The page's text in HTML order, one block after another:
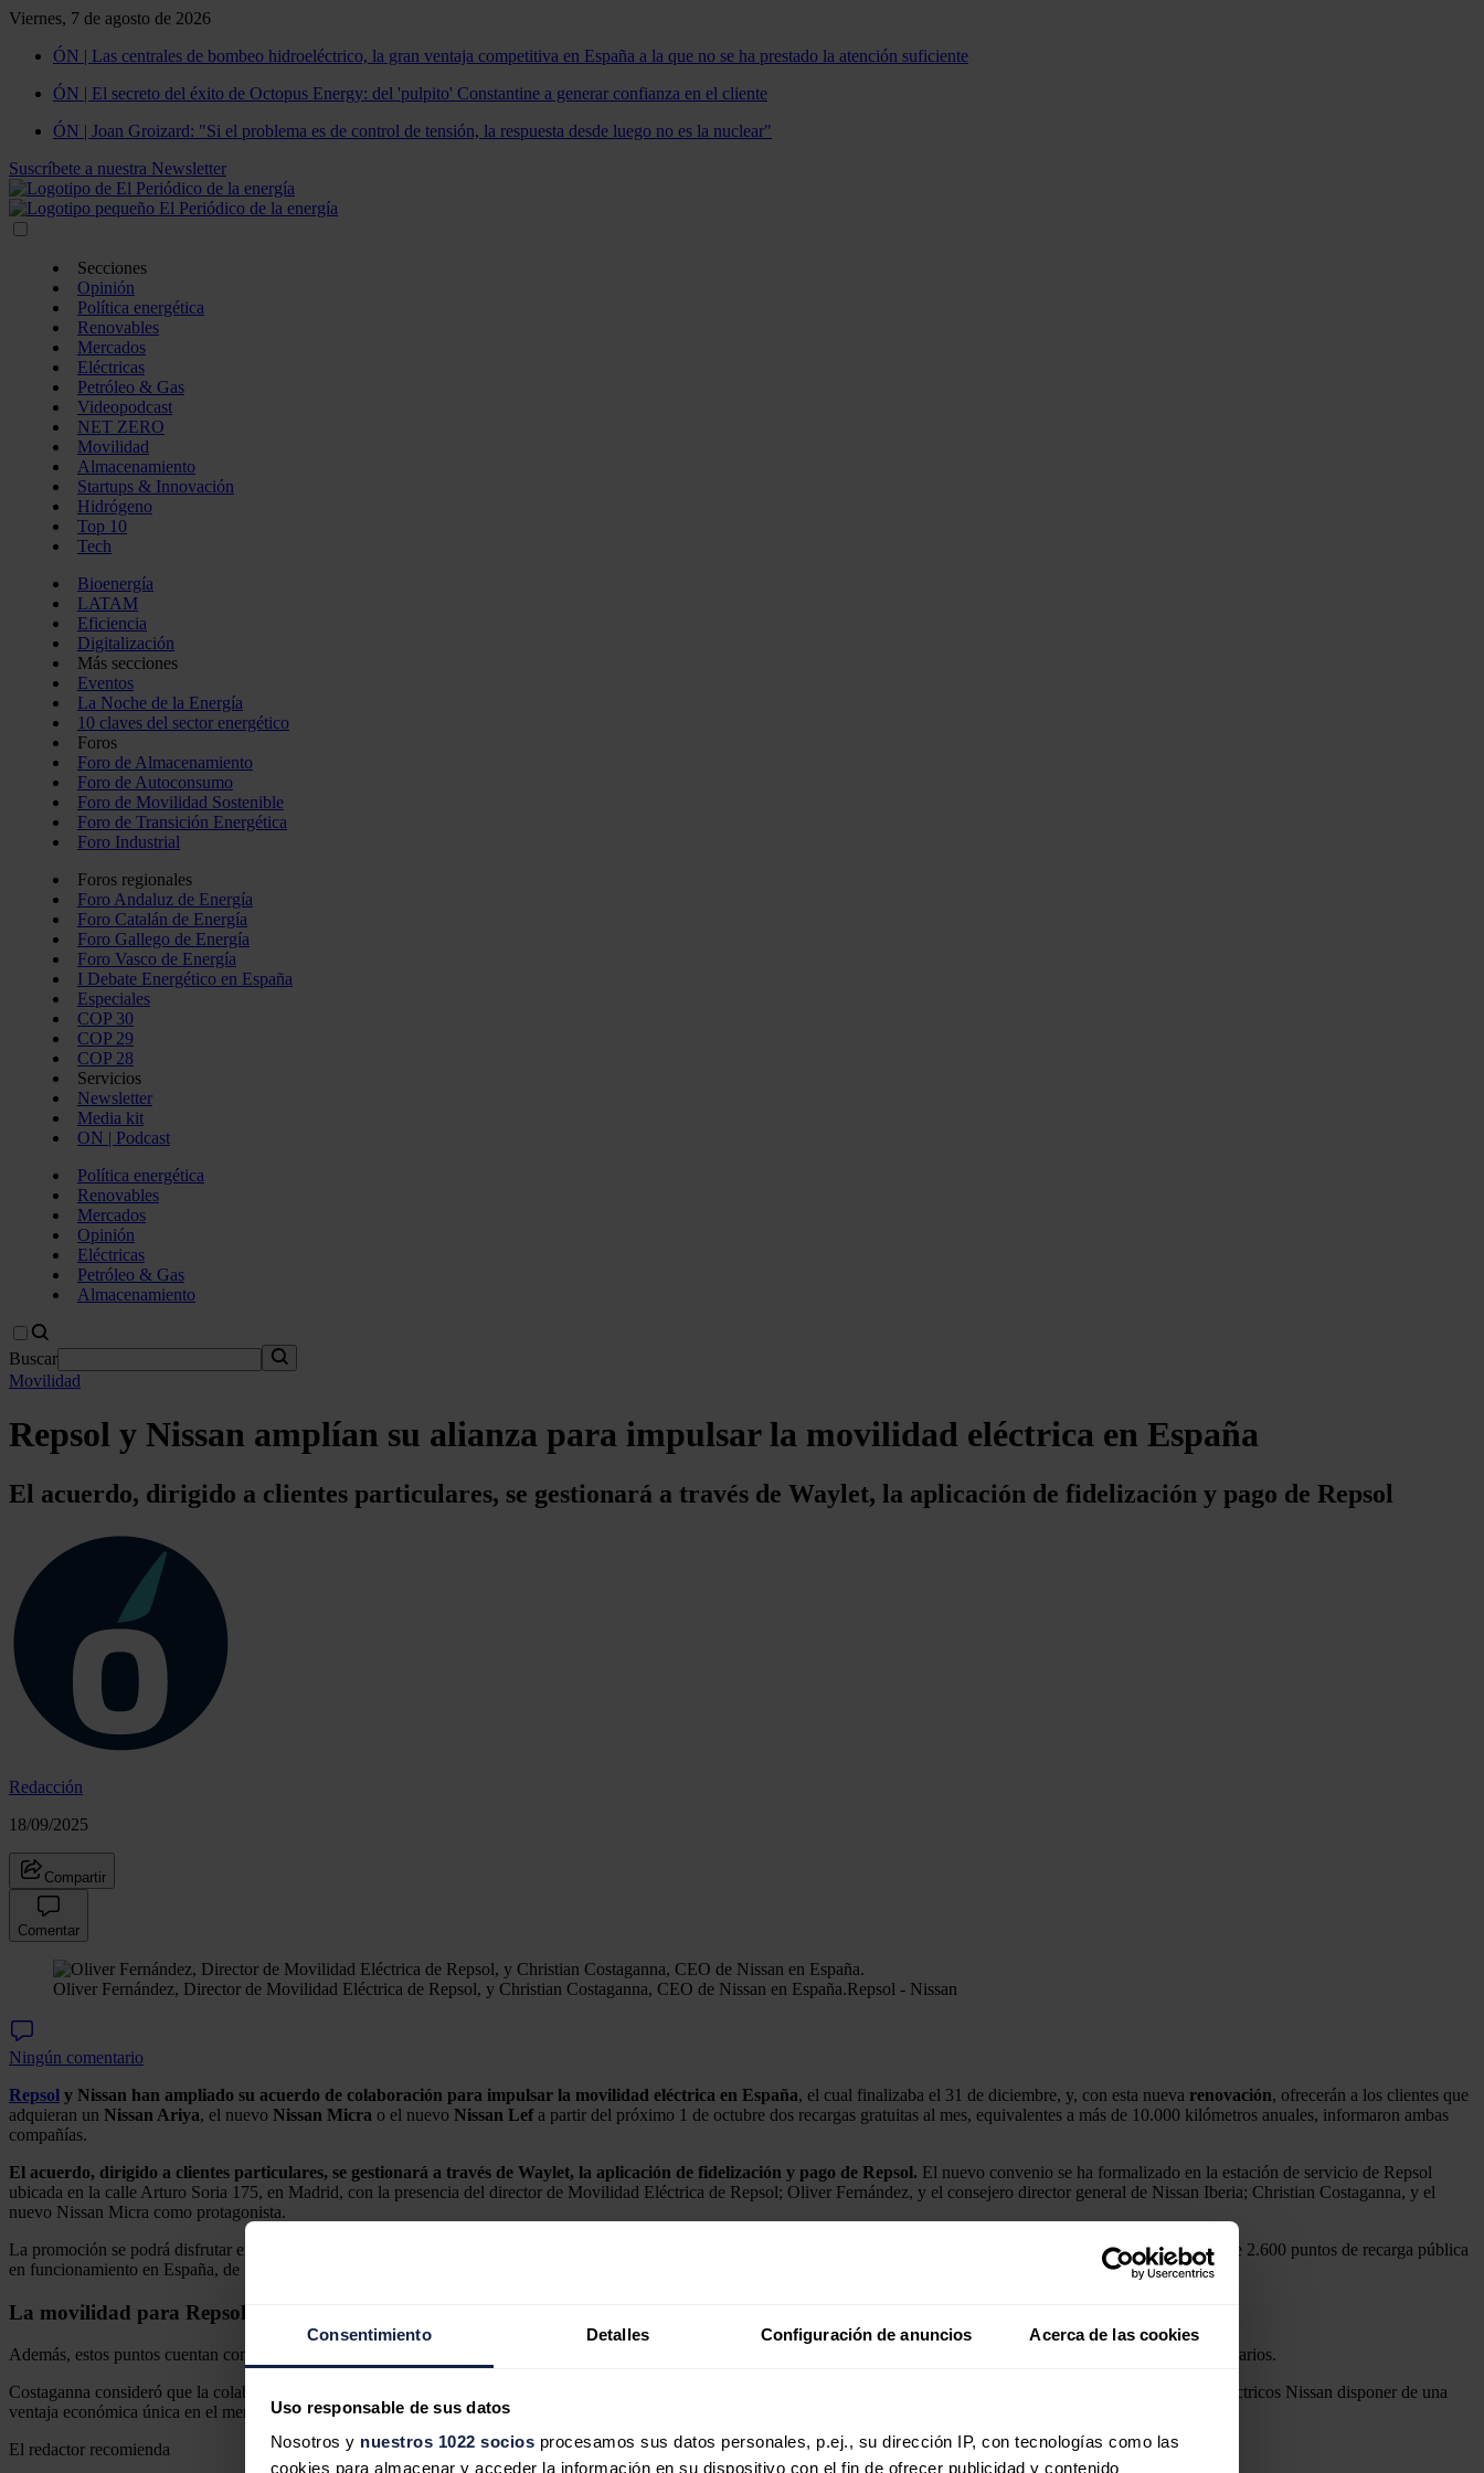
Consentimiento Detalles Configuración de anuncios Acerca de las cookies
Uso responsable de sus datos
Nosotros y nuestros 1022 socios procesamos sus datos personales, p.ej., su dirección IP, con tecnologías como las
cookies para almacenar y acceder la información en su dispositivo con el fin de ofrecer publicidad y contenido
Viernes, 7 de agosto de 2026
ÓN | Las centrales de bombeo hidroeléctrico, la gran ventaja competitiva en España a la que no se ha prestado la atención suficiente
ÓN | El secreto del éxito de Octopus Energy: del 'pulpito' Constantine a generar confianza en el cliente
ÓN | Joan Groizard: "Si el problema es de control de tensión, la respuesta desde luego no es la nuclear"
Suscríbete a nuestra Newsletter
Secciones
Opinión
Política energética
Renovables
Mercados
Eléctricas
Petróleo & Gas
Videopodcast
NET ZERO
Movilidad
Almacenamiento
Startups & Innovación
Hidrógeno
Top 10
Tech
Bioenergía
LATAM
Eficiencia
Digitalización
Más secciones
Eventos
La Noche de la Energía
10 claves del sector energético
Foros
Foro de Almacenamiento
Foro de Autoconsumo
Foro de Movilidad Sostenible
Foro de Transición Energética
Foro Industrial
Foros regionales
Foro Andaluz de Energía
Foro Catalán de Energía
Foro Gallego de Energía
Foro Vasco de Energía
I Debate Energético en España
Especiales
COP 30
COP 29
COP 28
Servicios
Newsletter
Media kit
ON | Podcast
Política energética
Renovables
Mercados
Opinión
Eléctricas
Petróleo & Gas
Almacenamiento
Buscar
Movilidad
Repsol y Nissan amplían su alianza para impulsar la movilidad eléctrica en España
El acuerdo, dirigido a clientes particulares, se gestionará a través de Waylet, la aplicación de fidelización y pago de Repsol
Redacción
18/09/2025
Compartir
Comentar
Oliver Fernández, Director de Movilidad Eléctrica de Repsol, y Christian Costaganna, CEO de Nissan en España.Repsol - Nissan
Ningún comentario
Repsol y Nissan han ampliado su acuerdo de colaboración para impulsar la movilidad eléctrica en España, el cual finalizaba el 31 de diciembre, y, con esta nueva renovación, ofrecerán a los clientes que
adquieran un Nissan Ariya, el nuevo Nissan Micra o el nuevo Nissan Lefa partir del próximo 1 de octubre dos recargas gratuitas al mes, equivalentes a más de 10.000 kilómetros anuales, informaron ambas
compañías.
El acuerdo, dirigido a clientes particulares, se gestionará a través de Waylet, la aplicación de fidelización y pago de Repsol. El nuevo convenio se ha formalizado en la estación de servicio de Repsol
ubicada en la calle Arturo Soria 175, en Madrid, con la presencia del director de Movilidad Eléctrica de Repsol; Oliver Fernández, y el consejero director general de Nissan Iberia; Christian Costaganna, y el
nuevo Nissan Micra como protagonista.
La promoción se podrá disfrutar en los puntos de recarga de la energética distribuidos por toda España, hasta el 31 de diciembre de 2026. Actualmente, Repsol cuenta con más de 2.600 puntos de recarga pública
en funcionamiento en España, de los cuales más de 1.000 se encuentran ubicados en las estaciones de servicio.
La movilidad para Repsol y Nissan
Además, estos puntos cuentan con atención presencial durante gran parte del horario; asistencia y atención telefónica las 24 horas, y servicios adicionales a disposición de los usuarios.
Costaganna consideró que la colaboración del fabricante de coches con un partner del tamaño y la dispersión geográfica de Repsol "permitirá a los compradores de vehículos eléctricos Nissan disponer de una
ventaja económica única en el mercado".
El redactor recomienda